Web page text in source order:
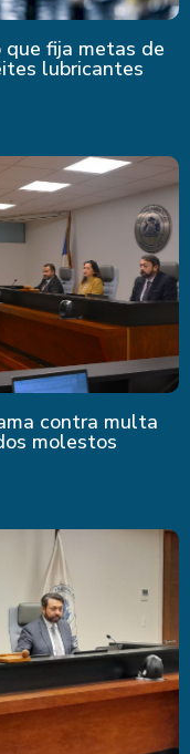
que fija metas de
lubricantes
contra multa
molestos